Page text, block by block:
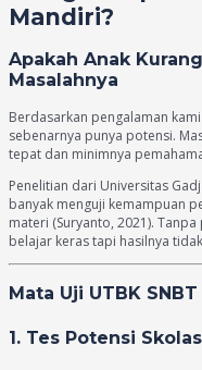
Mandiri?
Apakah Anak
Masalahnya
Berdasarkan pengalaman
sebenarnya punya potensi.
tepat dan minimnya
Penelitian dari Universitas
banyak menguji kemampuan
materi (Suryanto, 2021).
belajar keras tapi hasilnya
Mata Uji UTBK SNBT
1. Tes Potensi